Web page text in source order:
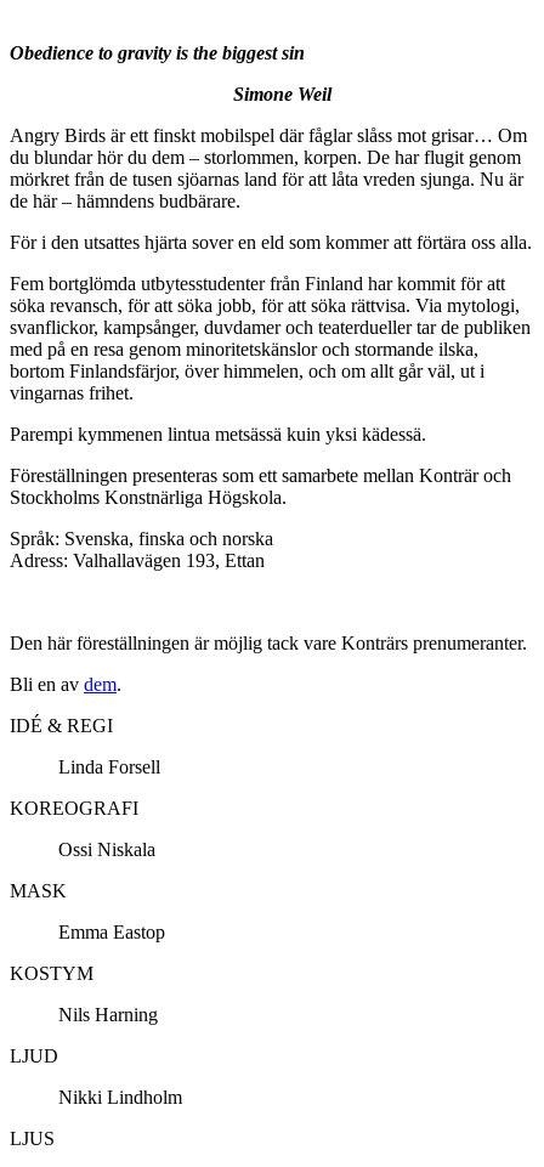
Obedience to gravity is the biggest sin
Simone Weil
Angry Birds är ett finskt mobilspel där fåglar slåss mot grisar… Om
du blundar hör du dem – storlommen, korpen. De har flugit genom
mörkret från de tusen sjöarnas land för att låta vreden sjunga. Nu är
de här – hämndens budbärare.
För i den utsattes hjärta sover en eld som kommer att förtära oss alla.
Fem bortglömda utbytesstudenter från Finland har kommit för att
söka revansch, för att söka jobb, för att söka rättvisa. Via mytologi,
svanflickor, kampsånger, duvdamer och teaterdueller tar de publiken
med på en resa genom minoritetskänslor och stormande ilska,
bortom Finlandsfärjor, över himmelen, och om allt går väl, ut i
vingarnas frihet.
Parempi kymmenen lintua metsässä kuin yksi kädessä.
Föreställningen presenteras som ett samarbete mellan Konträr och
Stockholms Konstnärliga Högskola.
Språk: Svenska, finska och norska
Adress: Valhallavägen 193, Ettan
Den här föreställningen är möjlig tack vare Konträrs prenumeranter.
Bli en av dem.
IDÉ & REGI
Linda Forsell
KOREOGRAFI
Ossi Niskala
MASK
Emma Eastop
KOSTYM
Nils Harning
LJUD
Nikki Lindholm
LJUS